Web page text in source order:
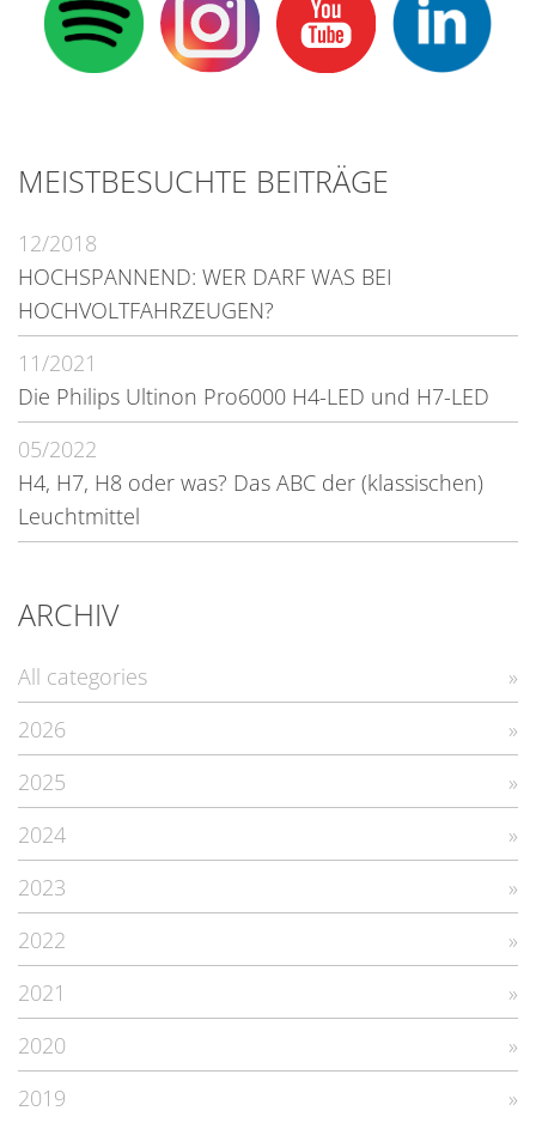
MEISTBESUCHTE BEITRÄGE
12/2018
HOCHSPANNEND: WER DARF WAS BEI
HOCHVOLTFAHRZEUGEN?
11/2021
Die Philips Ultinon Pro6000 H4-LED und H7-LED
05/2022
H4, H7, H8 oder was? Das ABC der (klassischen)
Leuchtmittel
ARCHIV
All categories
2026
2025
2024
2023
2022
2021
2020
2019